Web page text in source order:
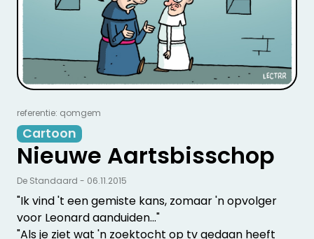
referentie: qomgem
Cartoon
Nieuwe Aartsbisschop
"Ik vind 't een gemiste kans, zomaar 'n opvolger
voor Leonard aanduiden..."
"Als je ziet wat 'n zoektocht op tv gedaan heeft
De Standaard - 06.11.2015